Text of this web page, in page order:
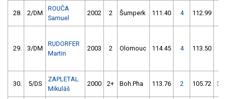
28. 2/DM
ROUČA
Samuel
2002 2 Šumperk 111.40 4 112.99
29. 3/DM
RUDORFER
Martin
2003 2 Olomouc 114.45 4 113.50
30. 5/DS
ZAPLETAL
Mikuláš
2000 2+ Boh.Pha 113.76 2 105.72